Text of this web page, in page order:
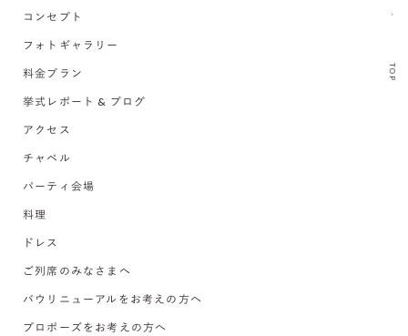
TOP
コンセプト
フォトギャラリー
料金プラン
挙式レポート & ブログ
アクセス
チャペル
パーティ会場
料理
ドレス
ご列席のみなさまへ
バウリニューアルをお考えの方へ
プロポーズをお考えの方へ